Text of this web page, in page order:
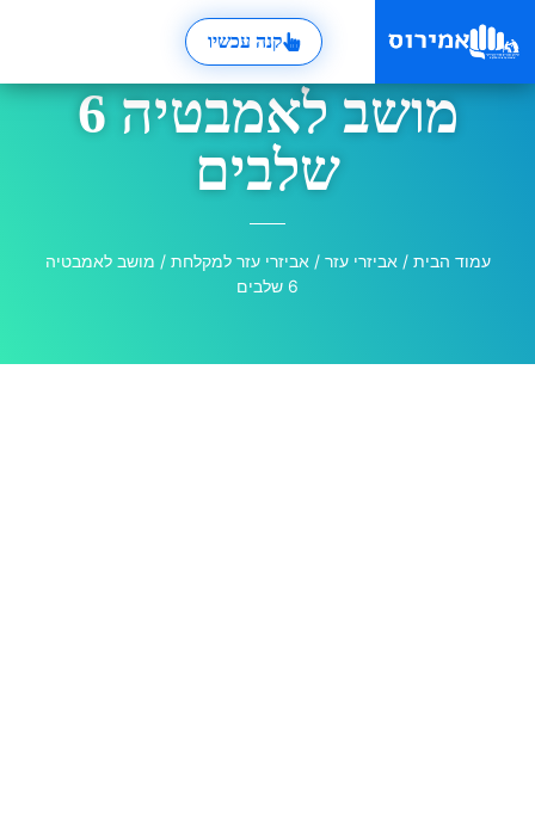
קנה עכשיו
מושב לאמבטיה 6
שלבים
עמוד הבית / אביזרי עזר / אביזרי עזר למקלחת / מושב לאמבטיה
6 שלבים